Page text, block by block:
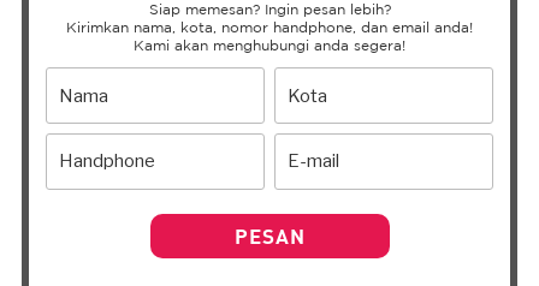
Siap memesan? Ingin pesan lebih?
Kirimkan nama, kota, nomor handphone, dan email anda!
Kami akan menghubungi anda segera!
PESAN